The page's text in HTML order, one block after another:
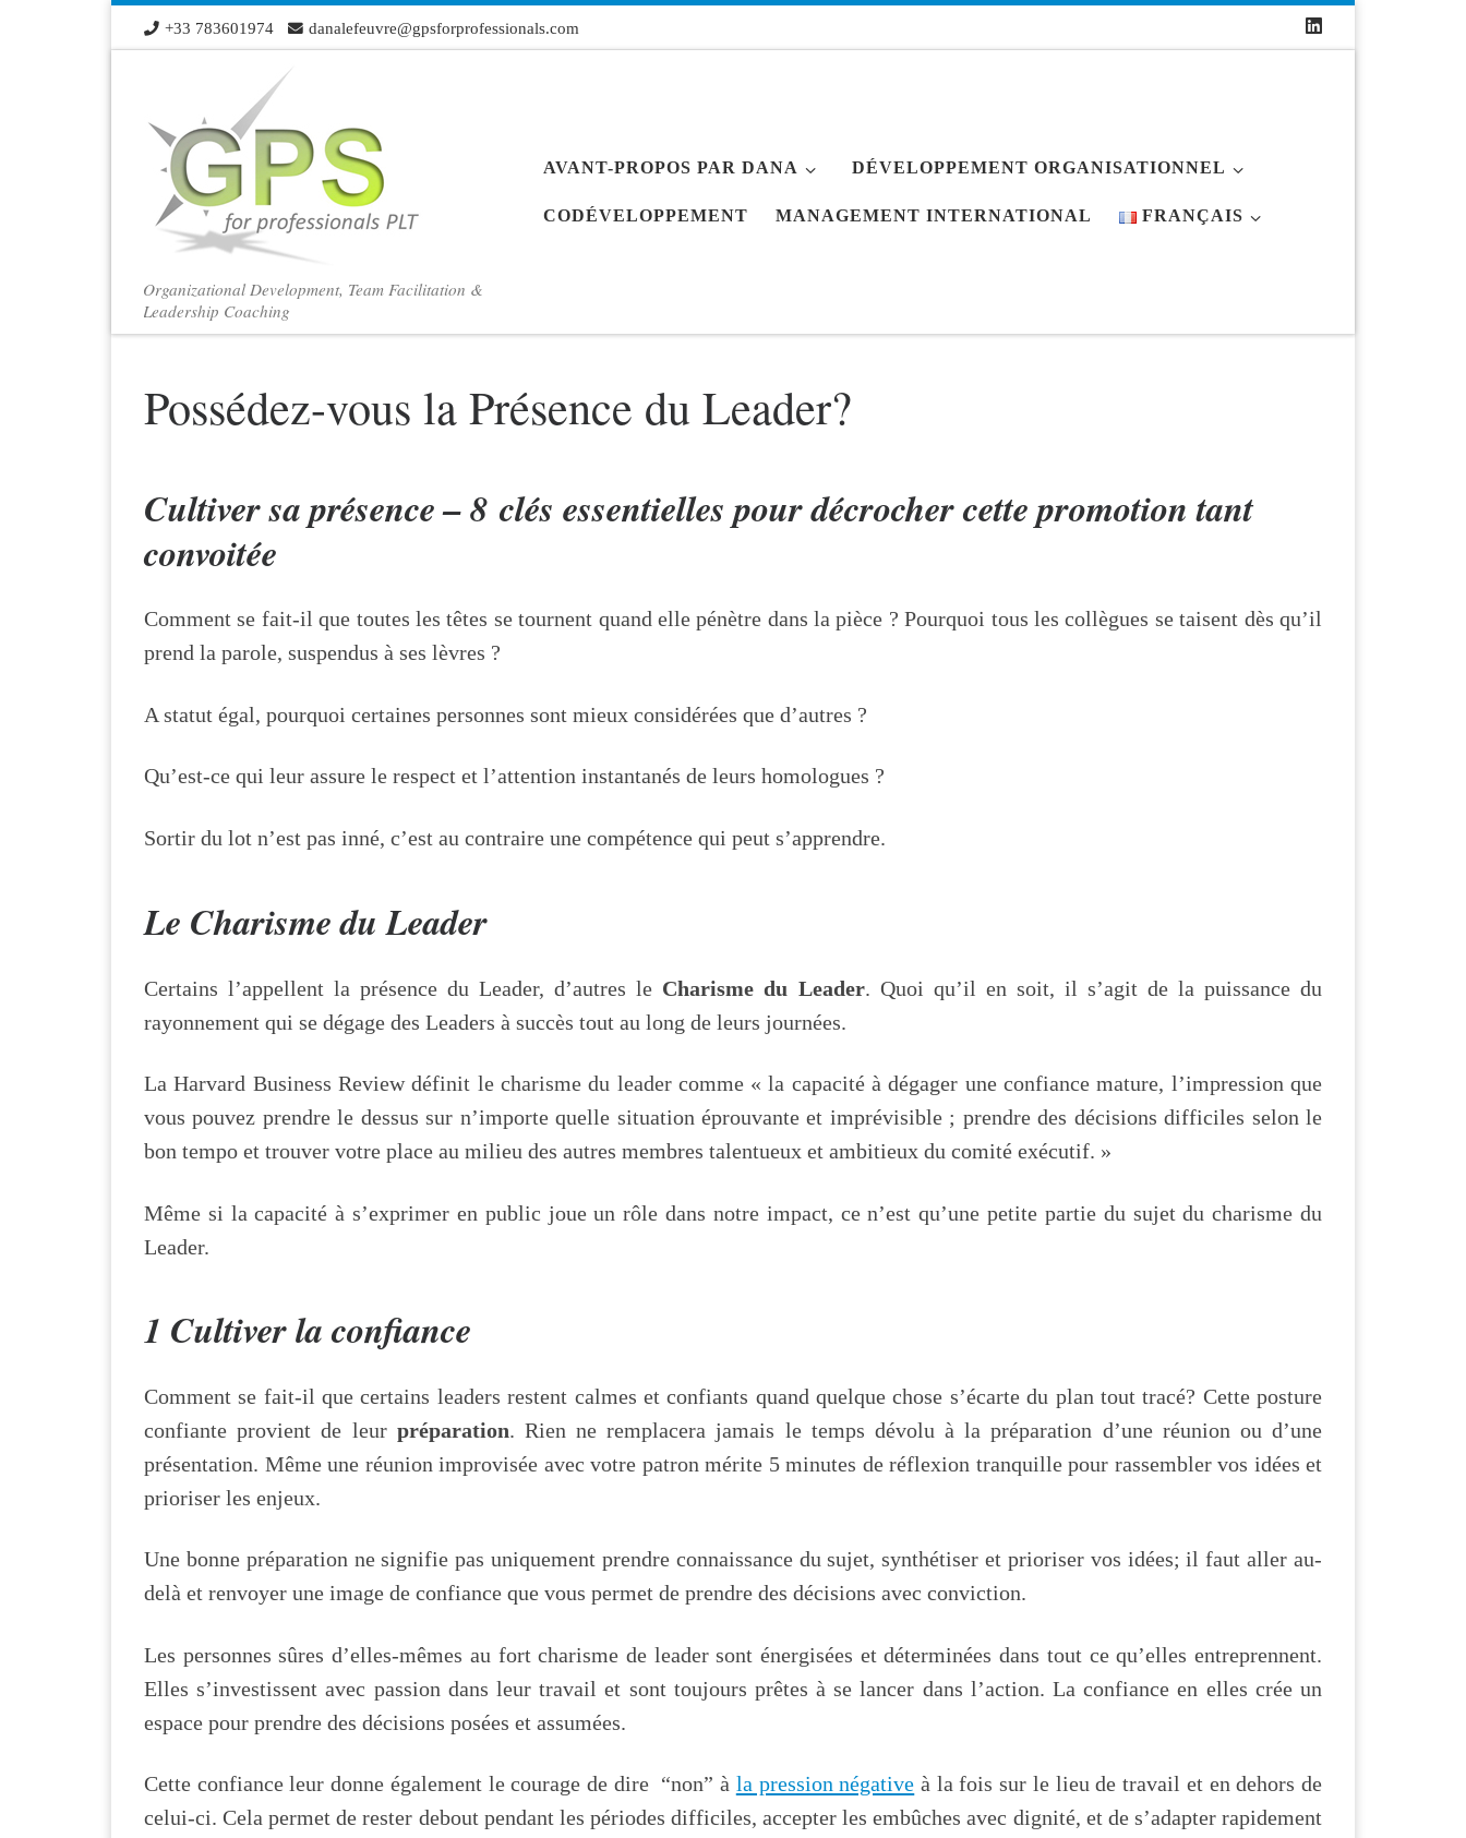
Skip to content +33 783601974 danalefeuvre@gpsforprofessionals.com
Organizational Development, Team Facilitation &
Leadership Coaching
AVANT-PROPOS PAR DANA DÉVELOPPEMENT ORGANISATIONNEL
CODÉVELOPPEMENT MANAGEMENT INTERNATIONAL FRANÇAIS
Possédez-vous la Présence du Leader?
Cultiver sa présence – 8 clés essentielles pour décrocher cette promotion tant
convoitée
Comment se fait-il que toutes les têtes se tournent quand elle pénètre dans la pièce ? Pourquoi tous les collègues se taisent dès qu’il
prend la parole, suspendus à ses lèvres ?
A statut égal, pourquoi certaines personnes sont mieux considérées que d’autres ?
Qu’est-ce qui leur assure le respect et l’attention instantanés de leurs homologues ?
Sortir du lot n’est pas inné, c’est au contraire une compétence qui peut s’apprendre.
Le Charisme du Leader
Certains l’appellent la présence du Leader, d’autres le Charisme du Leader. Quoi qu’il en soit, il s’agit de la puissance du
rayonnement qui se dégage des Leaders à succès tout au long de leurs journées.
La Harvard Business Review définit le charisme du leader comme « la capacité à dégager une confiance mature, l’impression que
vous pouvez prendre le dessus sur n’importe quelle situation éprouvante et imprévisible ; prendre des décisions difficiles selon le
bon tempo et trouver votre place au milieu des autres membres talentueux et ambitieux du comité exécutif. »
Même si la capacité à s’exprimer en public joue un rôle dans notre impact, ce n’est qu’une petite partie du sujet du charisme du
Leader.
1 Cultiver la confiance
Comment se fait-il que certains leaders restent calmes et confiants quand quelque chose s’écarte du plan tout tracé? Cette posture
confiante provient de leur préparation. Rien ne remplacera jamais le temps dévolu à la préparation d’une réunion ou d’une
présentation. Même une réunion improvisée avec votre patron mérite 5 minutes de réflexion tranquille pour rassembler vos idées et
prioriser les enjeux.
Une bonne préparation ne signifie pas uniquement prendre connaissance du sujet, synthétiser et prioriser vos idées; il faut aller au-
delà et renvoyer une image de confiance que vous permet de prendre des décisions avec conviction.
Les personnes sûres d’elles-mêmes au fort charisme de leader sont énergisées et déterminées dans tout ce qu’elles entreprennent.
Elles s’investissent avec passion dans leur travail et sont toujours prêtes à se lancer dans l’action. La confiance en elles crée un
espace pour prendre des décisions posées et assumées.
Cette confiance leur donne également le courage de dire “non” à la pression négative à la fois sur le lieu de travail et en dehors de
celui-ci. Cela permet de rester debout pendant les périodes difficiles, accepter les embûches avec dignité, et de s’adapter rapidement